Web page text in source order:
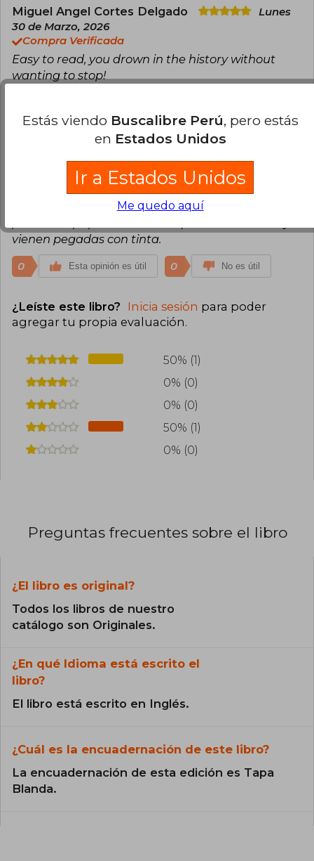
Miguel Angel Cortes Delgado
Lunes
30 de Marzo, 2026
Compra Verificada
Easy to read, you drown in the history without
wanting to stop!
Miércoles 08 de Julio,
Compra Verificada
Llego muy rápido y en buenas condiciones, pero la
calidad del libro no es muy buena porque la tapa
vienen pegadas con tinta.
0 Esta opinión es útil 0 No es útil
¿Leíste este libro? Inicia sesión para poder
agregar tu propia evaluación.
50% (1)
0% (0)
0% (0)
50% (1)
0% (0)
Preguntas frecuentes sobre el libro
¿El libro es original?
Todos los libros de nuestro
catálogo son Originales.
¿En qué Idioma está escrito el
libro?
El libro está escrito en Inglés.
¿Cuál es la encuadernación de este libro?
La encuadernación de esta edición es Tapa
Blanda.
Estás viendo Buscalibre Perú, pero estás
en Estados Unidos
Ir a Estados Unidos
Me quedo aquí